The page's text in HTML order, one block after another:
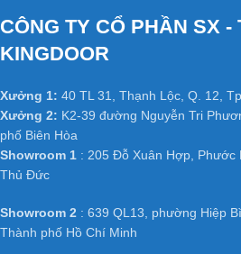
CÔNG TY CỔ PHẦN SX -
KINGDOOR
Xưởng 1: 40 TL 31, Thạnh Lộc, Q. 12,
Xưởng 2: K2-39 đường Nguyễn Tri
phố Biên Hòa
Showroom 1 : 205 Đỗ Xuân Hợp, Phước
Thủ Đức
Showroom 2 : 639 QL13, phường Hiệp
Thành phố Hồ Chí Minh